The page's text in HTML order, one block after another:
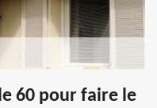
60 pour faire le